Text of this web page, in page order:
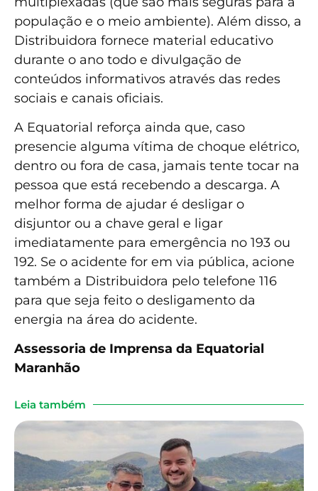
população e o meio ambiente). Além disso, a
Distribuidora fornece material educativo
durante o ano todo e divulgação de
conteúdos informativos através das redes
sociais e canais oficiais.
A Equatorial reforça ainda que, caso
presencie alguma vítima de choque elétrico,
dentro ou fora de casa, jamais tente tocar na
pessoa que está recebendo a descarga. A
melhor forma de ajudar é desligar o
disjuntor ou a chave geral e ligar
imediatamente para emergência no 193 ou
192. Se o acidente for em via pública, acione
também a Distribuidora pelo telefone 116
para que seja feito o desligamento da
energia na área do acidente.
Assessoria de Imprensa da Equatorial
Maranhão
Leia também